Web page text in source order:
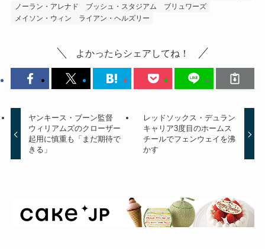
ノーラン・アレナド
ブッシュ・スタジアム
ブリュワーズ
メイソン・ウィン
ライアン・ヘルズリー
よかったらシェアしてね！
ヤンキース・ブーン監督
ウィリアムズのクローザー
起用に慎重も「まだ期待で
きる」
レッドソックス・デュラン
キャリア3度目のホームス
チールでフェンウェイを沸
かす